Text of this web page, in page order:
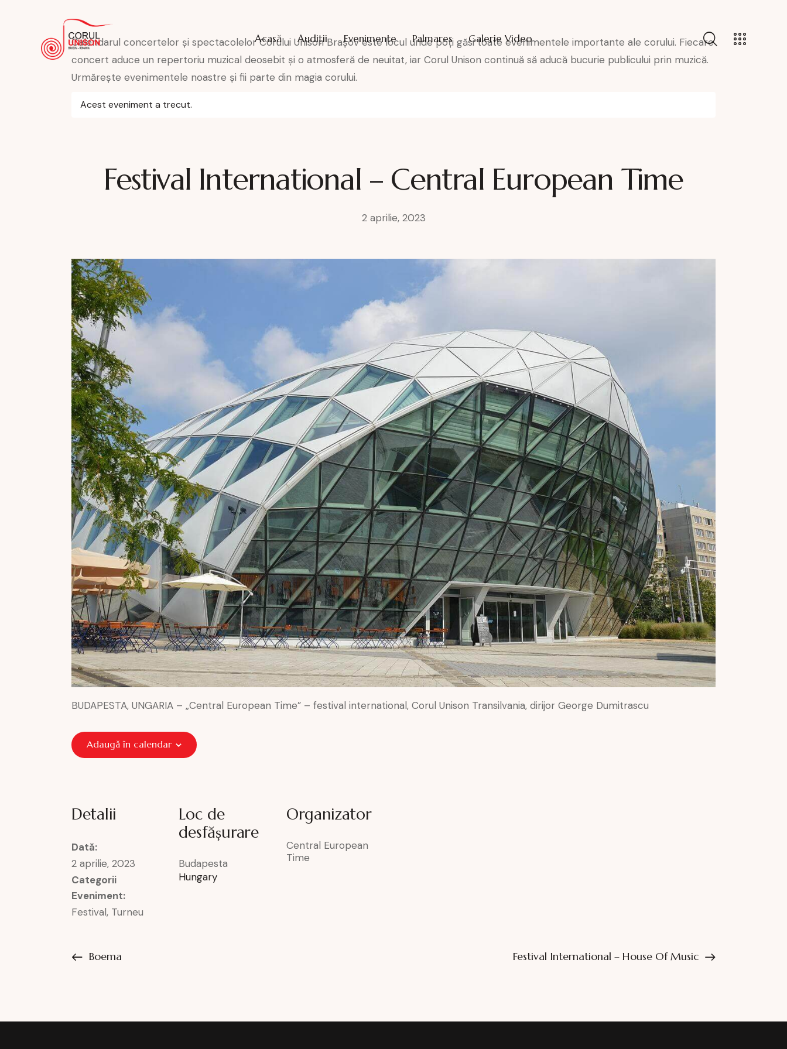
Acasă Audiţii Evenimente Palmares Galerie Video
Calendarul concertelor și spectacolelor Corului Unison Brașov este locul unde poți găsi toate evenimentele importante ale corului. Fiecare
concert aduce un repertoriu muzical deosebit și o atmosferă de neuitat, iar Corul Unison continuă să aducă bucurie publicului prin muzică.
Urmărește evenimentele noastre și fii parte din magia corului.
Acest eveniment a trecut.
Festival International – Central European Time
2 aprilie, 2023
BUDAPESTA, UNGARIA – „Central European Time” – festival international, Corul Unison Transilvania, dirijor George Dumitrascu
Adaugă în calendar
Detalii
Dată:
2 aprilie, 2023
Categorii
Eveniment:
Festival, Turneu
Loc de
desfășurare
Budapesta
Hungary
Organizator
Central European
Time
Boema Festival International – House Of Music